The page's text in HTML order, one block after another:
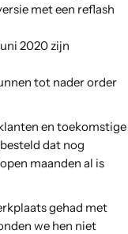
met een reflash
2020 zijn
tot nader order
en toekomstige
dat nog
maanden al is
gehad met
we hen niet